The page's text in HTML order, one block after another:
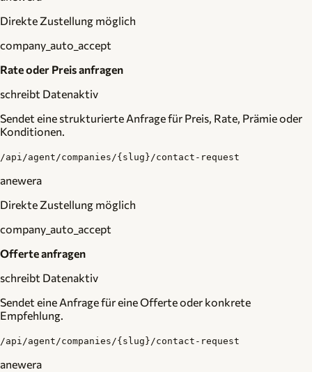
Direkte Zustellung möglich
company_auto_accept
Rate oder Preis anfragen
schreibt Datenaktiv
Sendet eine strukturierte Anfrage für Preis, Rate, Prämie oder
Konditionen.
/api/agent/companies/{slug}/contact-request
anewera
Direkte Zustellung möglich
company_auto_accept
Offerte anfragen
schreibt Datenaktiv
Sendet eine Anfrage für eine Offerte oder konkrete
Empfehlung.
/api/agent/companies/{slug}/contact-request
anewera